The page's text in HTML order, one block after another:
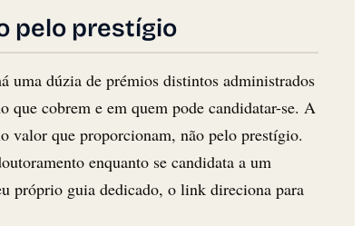
pelo prestígio
uma dúzia de prémios distintos administrados
que cobrem e em quem pode candidatar-se. A
valor que proporcionam, não pelo prestígio.
enquanto se candidata a um
próprio guia dedicado, o link direciona para